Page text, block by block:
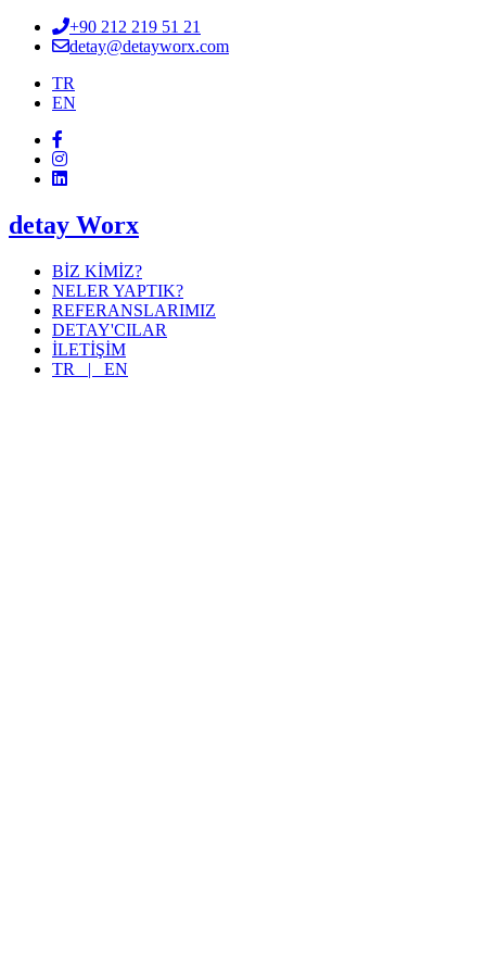
+90 212 219 51 21
detay@detayworx.com
TR
EN
detay Worx
BİZ KİMİZ?
NELER YAPTIK?
REFERANSLARIMIZ
DETAY'CILAR
İLETİŞİM
TR | EN